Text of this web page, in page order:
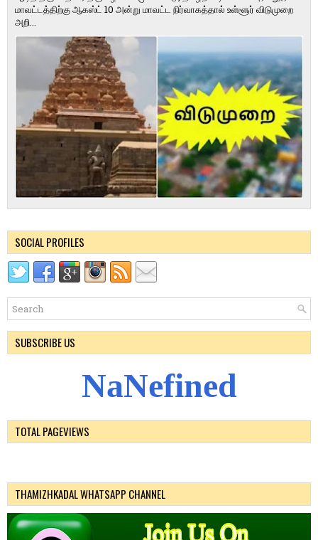
மாவட்டத்திற்கு ஆகஸ்ட் 10 அன்று மாவட்ட நிர்வாகத்தால் உள்ளூர் விடுமுறை
அறி...
SOCIAL PROFILES
SUBSCRIBE US
NaNefined
TOTAL PAGEVIEWS
THAMIZHKADAL WHATSAPP CHANNEL